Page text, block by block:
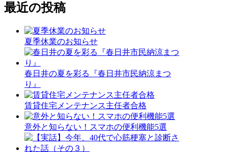
最近の投稿
夏季休業のお知らせ
春日井の夏を彩る『春日井市民納涼まつ
り』
賃貸住宅メンテナンス主任者合格
意外と知らない！スマホの便利機能5選